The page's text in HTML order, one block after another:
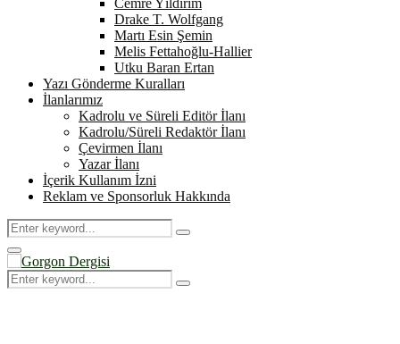
Cemre Yıldırım
Drake T. Wolfgang
Martı Esin Şemin
Melis Fettahoğlu-Hallier
Utku Baran Ertan
Yazı Gönderme Kuralları
İlanlarımız
Kadrolu ve Süreli Editör İlanı
Kadrolu/Süreli Redaktör İlanı
Çevirmen İlanı
Yazar İlanı
İçerik Kullanım İzni
Reklam ve Sponsorluk Hakkında
Search
for:
Search
Primary
Menu
Search
for:
Search